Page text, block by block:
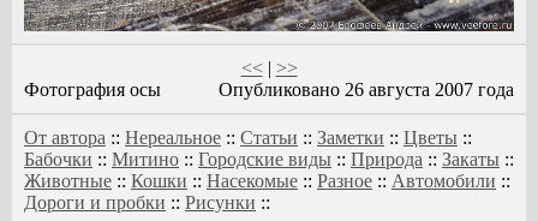
<<| >>
Фотография осы
Опубликовано 26 августа 2007 года
От автора :: Нереальное :: Статьи :: Заметки :: Цветы ::
Бабочки :: Митино :: Городские виды :: Природа :: Закаты ::
Животные :: Кошки :: Насекомые :: Разное :: Автомобили ::
Дороги и пробки :: Рисунки ::